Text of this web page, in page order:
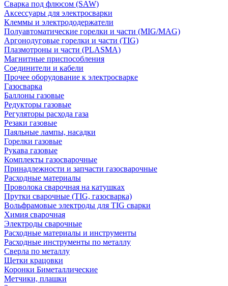
Сварка под флюсом (SAW)
Аксессуары для электросварки
Клеммы и электрододержатели
Полуавтоматические горелки и части (MIG/MAG)
Аргонодуговые горелки и части (TIG)
Плазмотроны и части (PLASMA)
Магнитные приспособления
Соединители и кабели
Прочее оборудование к электросварке
Газосварка
Баллоны газовые
Редукторы газовые
Регуляторы расхода газа
Резаки газовые
Паяльные лампы, насадки
Горелки газовые
Рукава газовые
Комплекты газосварочные
Принадлежности и запчасти газосварочные
Расходные материалы
Проволока сварочная на катушках
Прутки сварочные (TIG, газосварка)
Вольфрамовые электроды для TIG сварки
Химия сварочная
Электроды сварочные
Расходные материалы и инструменты
Расходные инструменты по металлу
Сверла по металлу
Щетки крацовки
Коронки Биметаллические
Метчики, плашки